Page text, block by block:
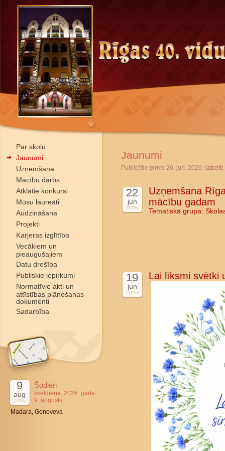
Par skolu
Jaunumi
Uzņemšana
Mācību darbs
Atklātie konkursi
Mūsu laureāti
Audzināšana
Projekti
Karjeras izglītība
Vecākiem un
pieaugušajiem
Datu drošība
Publiskie iepirkumi
Normatīvie akti un
attīstības plānošanas
dokumenti
Sadarbība
9
aug
2026
Šodien
svētdiena, 2026. gada
9. augusts
Madara, Genoveva
Jaunumi
Publicētie pirms 26. jun. 2026. (atcelt)
22
jun
2026
Uzņemšana
mācību gadam
Tematiskā grupa:
19
jun
2026
Lai līksmi svētki